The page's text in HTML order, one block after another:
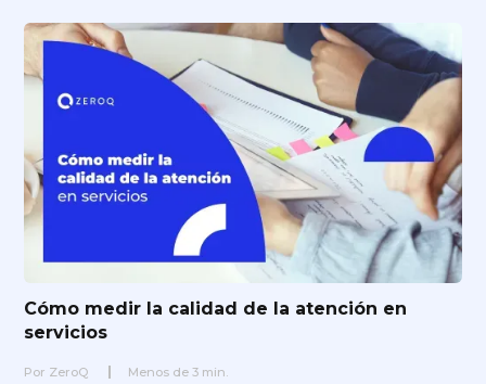
Cómo medir la calidad de la atención en
servicios
Por ZeroQ Menos de 3 min.